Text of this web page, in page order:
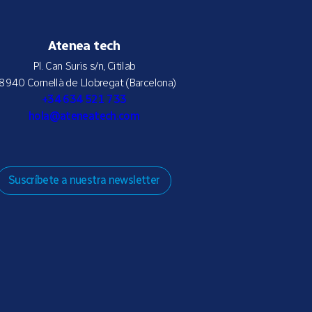
Atenea tech
Pl. Can Suris s/n, Citilab
Cornellà de Llobregat (Barcelona)
+34 634 521 733
hola@ateneatech.com
Suscríbete a nuestra newsletter